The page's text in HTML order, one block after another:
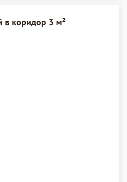
в коридор 3 м²